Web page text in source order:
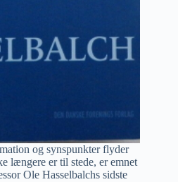
og synspunkter flyder
længere er til stede, er emnet
Ole Hasselbalchs sidste